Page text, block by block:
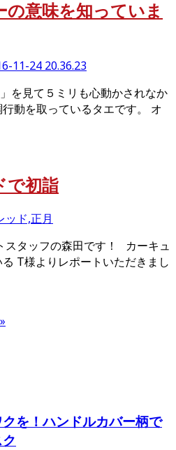
意味を知っていま
を見て５ミリも心動かされなか
動を取っているタエです。 オ
で初詣
スタッフの森田です！ カーキュ
T様よりレポートいただきまし
を！ハンドルカバー柄で